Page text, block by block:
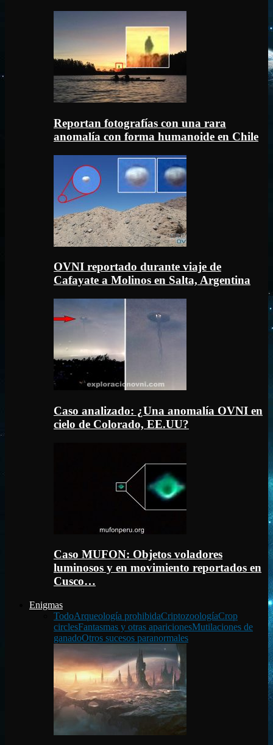
Reportan fotografías con una rara
anomalía con forma humanoide en Chile
OVNI reportado durante viaje de
Cafayate a Molinos en Salta, Argentina
Caso analizado: ¿Una anomalía OVNI en
cielo de Colorado, EE.UU?
Caso MUFON: Objetos voladores
luminosos y en movimiento reportados en
Cusco…
Enigmas
TodoArqueología prohibidaCriptozoologíaCrop
circlesFantasmas y otras aparicionesMutilaciones de
ganadoOtros sucesos paranormales